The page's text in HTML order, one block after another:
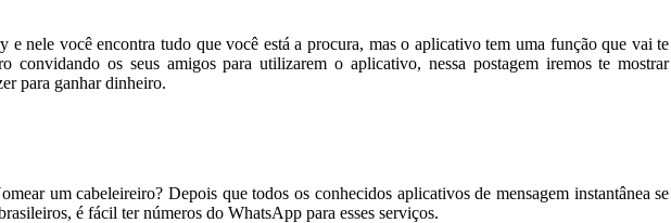
nele você encontra tudo que você está a procura, mas o aplicativo tem uma função que vai te
convidando os seus amigos para utilizarem o aplicativo, nessa postagem iremos te mostrar
para ganhar dinheiro.
um cabeleireiro? Depois que todos os conhecidos aplicativos de mensagem instantânea se
é fácil ter números do WhatsApp para esses serviços.